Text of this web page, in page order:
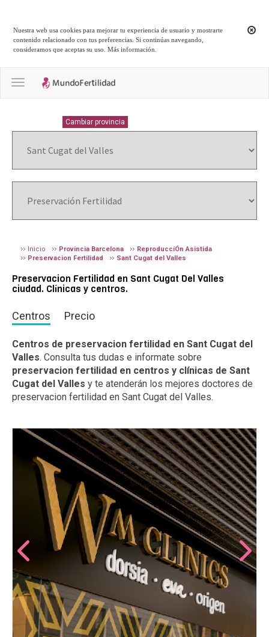
Nuestra web usa cookies para mejorar tu experiencia de usuario y mostrarte
contenido relacionado con tus preferencias. Si continúas navegando,
consideramos que aceptas su uso.Más información
Toggle navigation
Cambiar provincia
Inicio Provincia Barcelona
ReproducciÓn Asistida
Preservacion Fertilidad
Sant Cugat del Valles
Preservacion Fertilidad en Sant Cugat Del Valles
ciudad. Clínicas y centros.
Centros Precio
Centros de preservacion fertilidad en Sant Cugat del
Valles. Consulta tus dudas e informate sobre
preservacion fertilidad en centros y clínicas de Sant
Cugat del Valles y te atenderán los mejores doctores de
preservacion fertilidad en Sant Cugat del Valles.